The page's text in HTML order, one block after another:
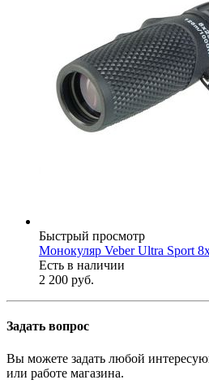
Быстрый просмотр
Монокуляр Veber Ultra Sport
Есть в наличии
2 200 руб.
Задать вопрос
Вы можете задать любой
или работе магазина.